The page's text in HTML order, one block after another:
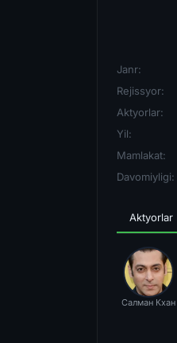
Janr:
Rejissyor:
Aktyorlar:
Yil:
Mamlakat:
Davomiyligi:
Aktyorlar
Салман Кхан